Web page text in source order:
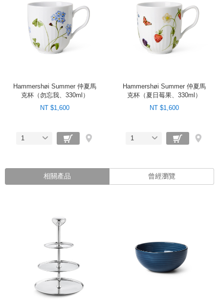
Hammershøi Summer 仲夏馬
克杯（勿忘我、330ml）
NT $1,600
1
Hammershøi Summer 仲夏馬
克杯（夏日莓果、330ml）
NT $1,600
1
相關產品 曾經瀏覽